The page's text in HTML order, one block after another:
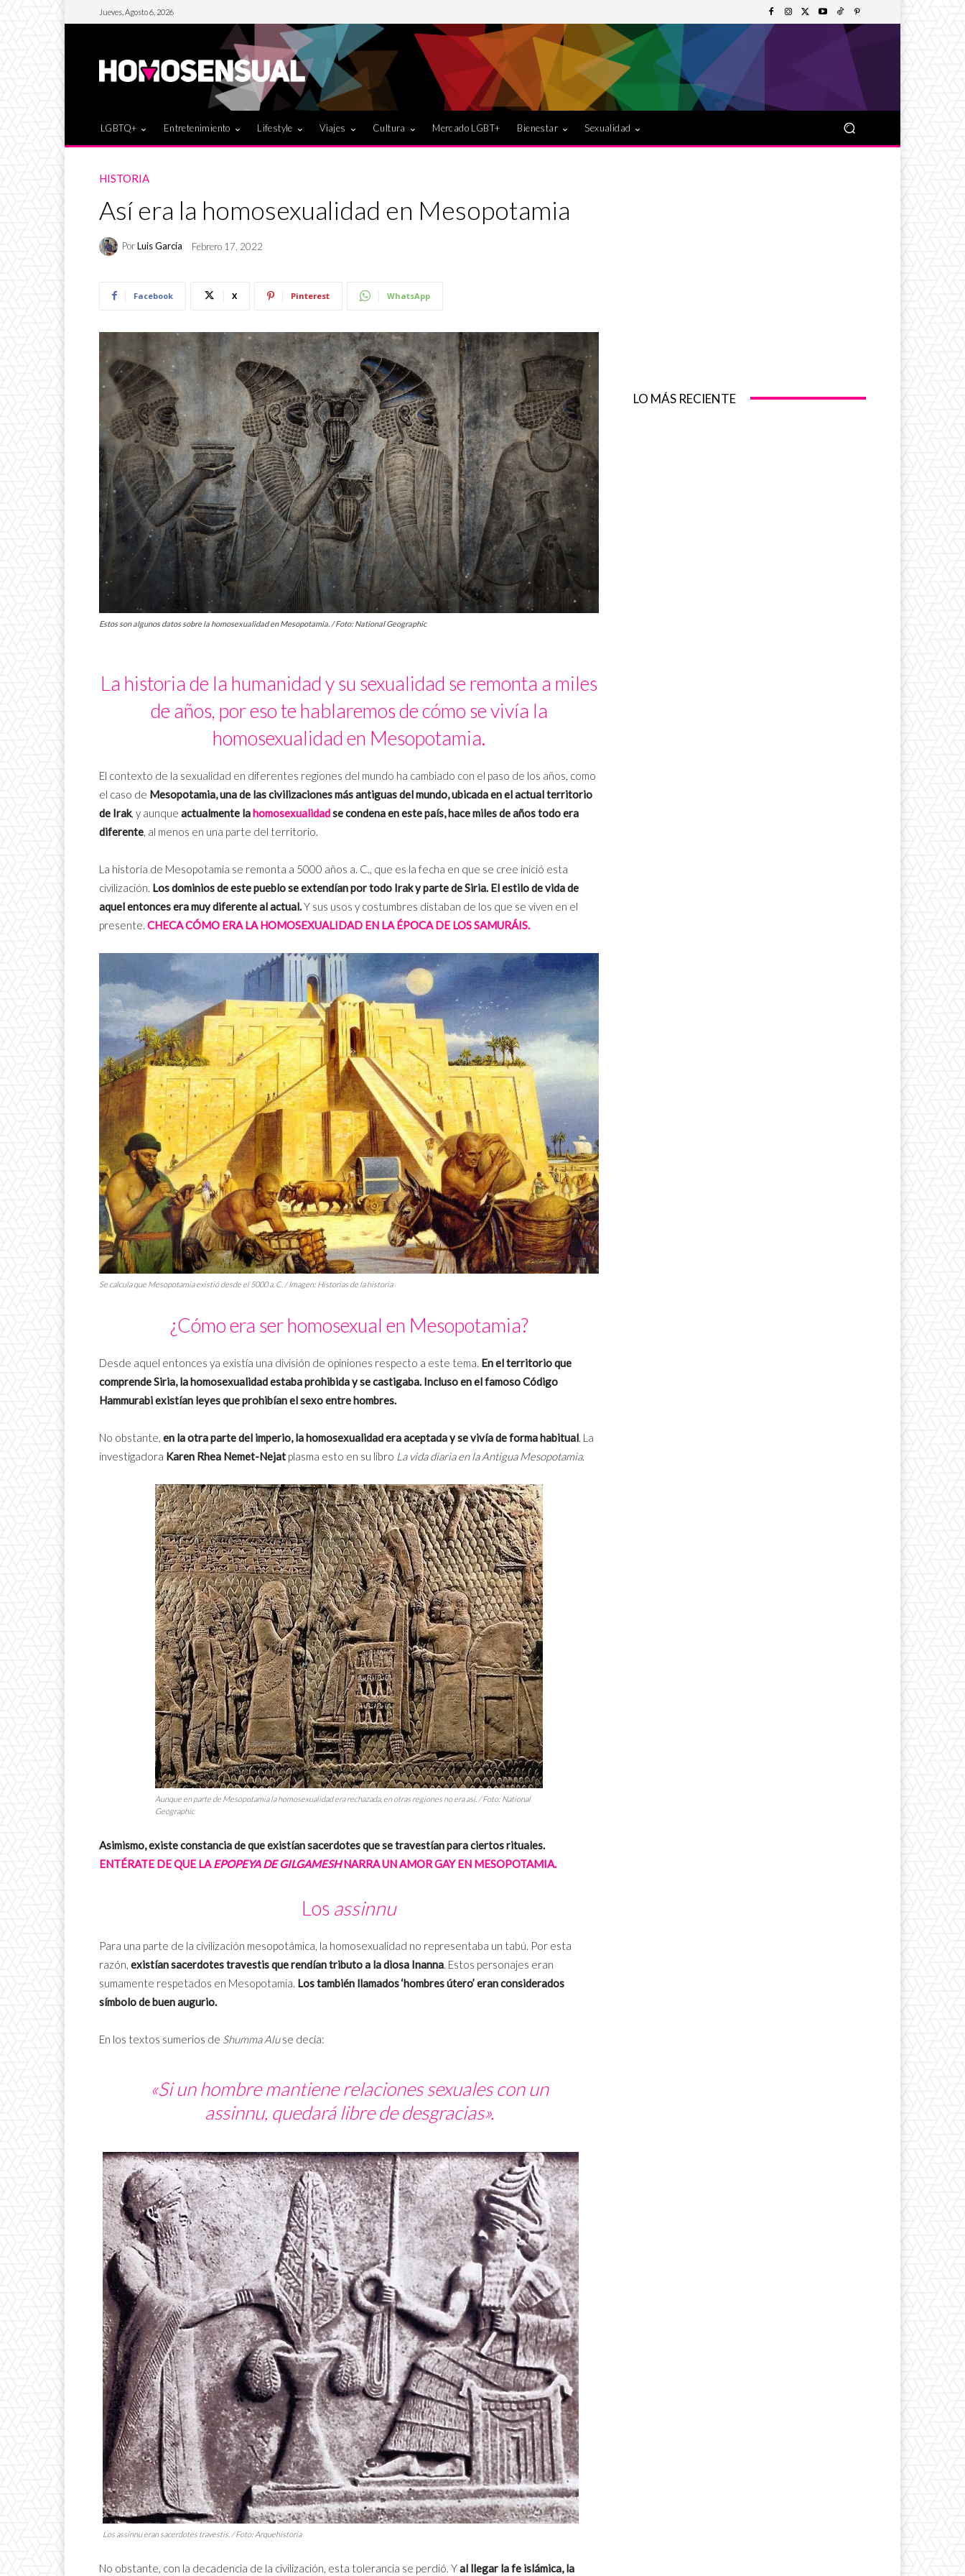
Jueves, Agosto 6, 2026
LGBTQ+ Entretenimiento Lifestyle Viajes Cultura Mercado LGBT+ Bienestar Sexualidad
HISTORIA
Así era la homosexualidad en Mesopotamia
PorLuis García Febrero 17, 2022
Facebook X Pinterest WhatsApp
Estos son algunos datos sobre la homosexualidad en Mesopotamia. / Foto: National Geographic
La historia de la humanidad y su sexualidad se remonta a miles
de años, por eso te hablaremos de cómo se vivía la
homosexualidad en Mesopotamia.
El contexto de la sexualidad en diferentes regiones del mundo ha cambiado con el paso de los años, como
el caso de Mesopotamia, una de las civilizaciones más antiguas del mundo, ubicada en el actual territorio
de Irak, y aunque actualmente lahomosexualidadse condena en este país, hace miles de años todo era
diferente, al menos en una parte del territorio.
La historia de Mesopotamia se remonta a 5000 años a. C., que es la fecha en que se cree inició esta
civilización. Los dominios de este pueblo se extendían por todo Irak y parte de Siria. El estilo de vida de
aquel entonces era muy diferente al actual.Y sus usos y costumbres distaban de los que se viven en el
presente. CHECA CÓMO ERA LA HOMOSEXUALIDAD EN LA ÉPOCA DE LOS SAMURÁIS.
Se calcula que Mesopotamia existió desde el 5000 a. C. / Imagen: Historias de la historia
¿Cómo era ser homosexual en Mesopotamia?
Desde aquel entonces ya existía una división de opiniones respecto a este tema. En el territorio que
comprende Siria, la homosexualidad estaba prohibida y se castigaba. Incluso en el famoso Código
Hammurabi existían leyes que prohibían el sexo entre hombres.
No obstante, en la otra parte del imperio, la homosexualidad era aceptada y se vivía de forma habitual. La
investigadora Karen Rhea Nemet-Nejat plasma esto en su libro La vida diaria en la Antigua Mesopotamia.
Aunque en parte de Mesopotamia la homosexualidad era rechazada, en otras regiones no era así. / Foto: National
Geographic
Asimismo, existe constancia de que existían sacerdotes que se travestían para ciertos rituales.
ENTÉRATE DE QUE LAEPOPEYA DE GILGAMESHNARRA UN AMOR GAY EN MESOPOTAMIA.
Los assinnu
Para una parte de la civilización mesopotámica, la homosexualidad no representaba un tabú. Por esta
razón, existían sacerdotes travestis que rendían tributo a la diosa Inanna. Estos personajes eran
sumamente respetados en Mesopotamia. Los también llamados ‘hombres útero’ eran considerados
símbolo de buen augurio.
En los textos sumerios de Shumma Aluse decía:
«Si un hombre mantiene relaciones sexuales con un
assinnu, quedará libre de desgracias».
Los assinnueran sacerdotes travestis. / Foto: Arquehistoria
No obstante, con la decadencia de la civilización, esta tolerancia se perdió. Yal llegar la fe islámica, la
LO MÁS RECIENTE